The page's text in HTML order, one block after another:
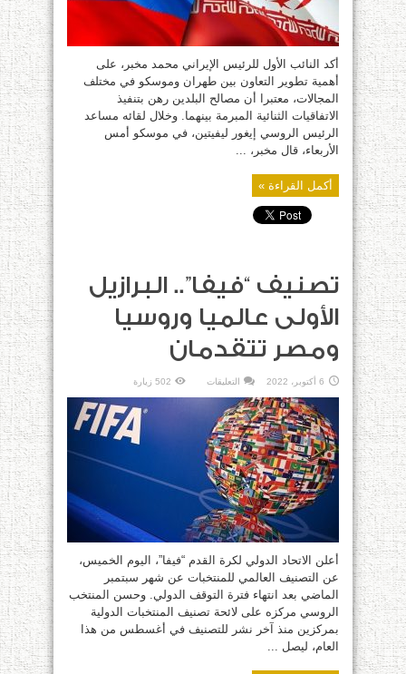
أكد النائب الأول للرئيس الإيراني محمد مخبر، على
أهمية تطوير التعاون بين طهران وموسكو في مختلف
المجالات، معتبرا أن مصالح البلدين رهن بتنفيذ
الاتفاقيات الثنائية المبرمة بينهما. وخلال لقائه مساعد
الرئيس الروسي إيغور ليفيتين، في موسكو أمس
الأربعاء، قال مخبر، ...
أكمل القراءة »
تصنيف “فيفا”.. البرازيل
الأولى عالميا وروسيا
ومصر تتقدمان
6 أكتوبر، 2022 التعليقات
“فيفا”..
وروسيا
ومصر
تتقدمان
مغلقة
502 زيارة
أعلن الاتحاد الدولي لكرة القدم “فيفا”، اليوم الخميس،
عن التصنيف العالمي للمنتخبات عن شهر سبتمبر
الماضي بعد انتهاء فترة التوقف الدولي. وحسن المنتخب
الروسي مركزه على لائحة تصنيف المنتخبات الدولية
بمركزين منذ آخر نشر للتصنيف في أغسطس من هذا
العام، ليصل ...